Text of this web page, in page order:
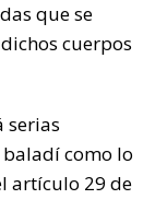
que se
cuerpos
serias
como lo
artículo 29 de